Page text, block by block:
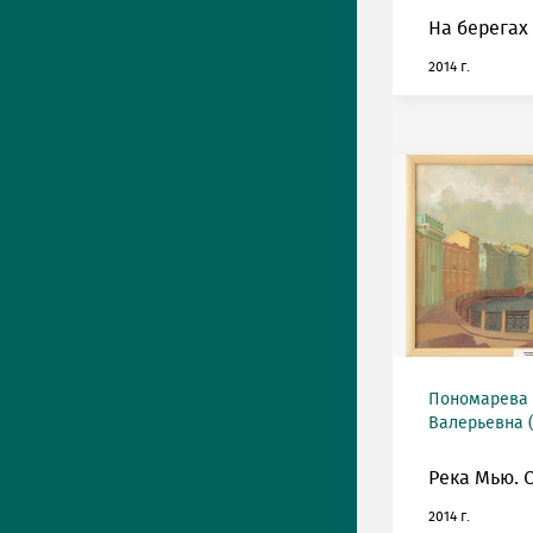
На
2014 г.
Валерьевна
Река Мью.
2014 г.